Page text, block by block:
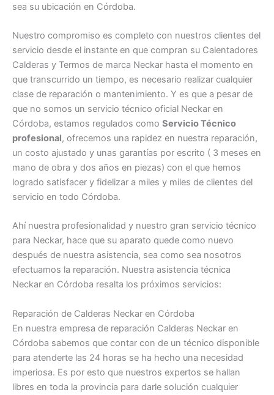
sea su ubicación en Córdoba.
Nuestro compromiso es completo con nuestros clientes del
servicio desde el instante en que compran su Calentadores
Calderas y Termos de marca Neckar hasta el momento en
que transcurrido un tiempo, es necesario realizar cualquier
clase de reparación o mantenimiento. Y es que a pesar de
que no somos un servicio técnico oficial Neckar en
Córdoba, estamos regulados como Servicio Técnico
profesional, ofrecemos una rapidez en nuestra reparación,
un costo ajustado y unas garantías por escrito ( 3 meses en
mano de obra y dos años en piezas) con el que hemos
logrado satisfacer y fidelizar a miles y miles de clientes del
servicio en todo Córdoba.
Ahí nuestra profesionalidad y nuestro gran servicio técnico
para Neckar, hace que su aparato quede como nuevo
después de nuestra asistencia, sea como sea nosotros
efectuamos la reparación. Nuestra asistencia técnica
Neckar en Córdoba resalta los próximos servicios:
Reparación de Calderas Neckar en Córdoba
En nuestra empresa de reparación Calderas Neckar en
Córdoba sabemos que contar con de un técnico disponible
para atenderte las 24 horas se ha hecho una necesidad
imperiosa. Es por esto que nuestros expertos se hallan
libres en toda la provincia para darle solución cualquier